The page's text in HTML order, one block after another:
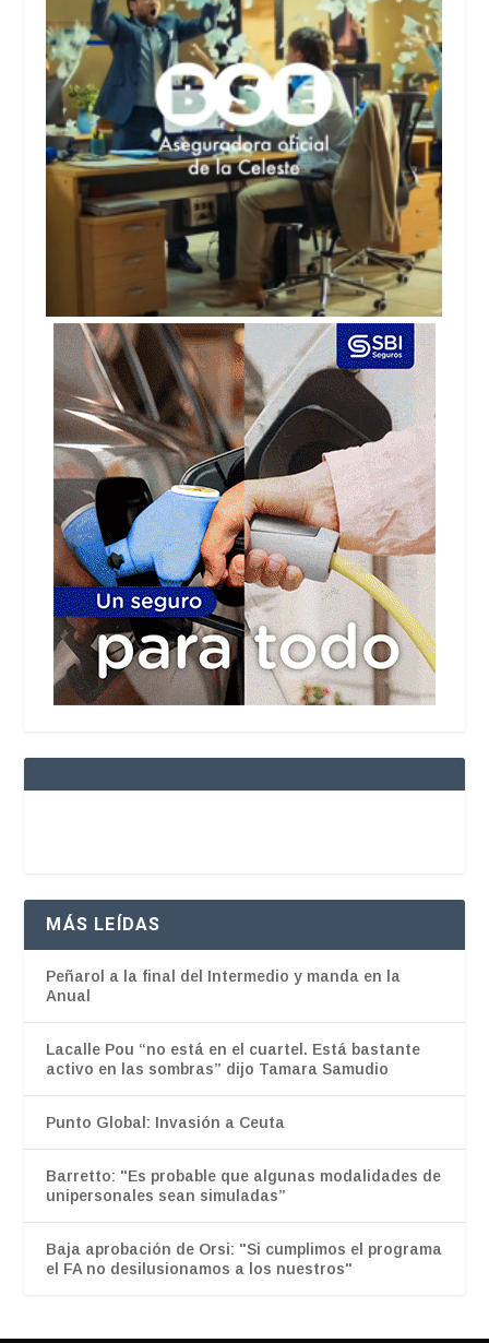
MÁS LEÍDAS
Peñarol a la final del Intermedio y manda en la
Anual
Lacalle Pou “no está en el cuartel. Está bastante
activo en las sombras” dijo Tamara Samudio
Punto Global: Invasión a Ceuta
Barretto: "Es probable que algunas modalidades de
unipersonales sean simuladas”
Baja aprobación de Orsi: "Si cumplimos el programa
el FA no desilusionamos a los nuestros"